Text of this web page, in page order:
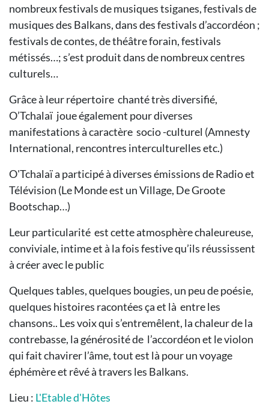
nombreux festivals de musiques tsiganes, festivals de
musiques des Balkans, dans des festivals d’accordéon ;
festivals de contes, de théâtre forain, festivals
métissés…; s’est produit dans de nombreux centres
culturels…
Grâce à leur répertoire chanté très diversifié,
O’Tchalaï joue également pour diverses
manifestations à caractère socio -culturel (Amnesty
International, rencontres interculturelles etc.)
O'Tchalaï a participé à diverses émissions de Radio et
Télévision (Le Monde est un Village, De Groote
Bootschap…)
Leur particularité est cette atmosphère chaleureuse,
conviviale, intime et à la fois festive qu’ils réussissent
à créer avec le public
Quelques tables, quelques bougies, un peu de poésie,
quelques histoires racontées ça et là entre les
chansons.. Les voix qui s’entremêlent, la chaleur de la
contrebasse, la générosité de l’accordéon et le violon
qui fait chavirer l’âme, tout est là pour un voyage
éphémère et rêvé à travers les Balkans.
Lieu : L'Etable d'Hôtes